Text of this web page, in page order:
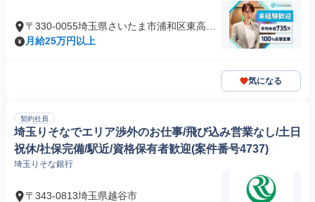
〒330-0055埼玉県さいたま市浦和区東高砂
町
月給25万円以上
気になる
契約社員
埼玉りそなでエリア渉外のお仕事/飛び込み営業なし/土日
祝休/社保完備/駅近/資格保有者歓迎(案件番号4737)
埼玉りそな銀行
〒343-0813埼玉県越谷市